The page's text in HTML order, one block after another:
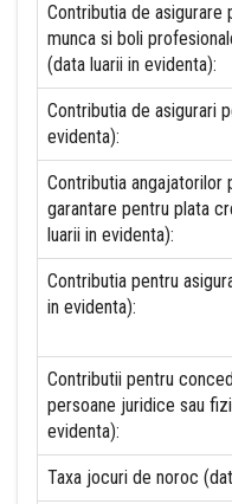
Contributia de asigurare
munca si boli
(data luarii in evidenta):
Contributia de asigurari
evidenta):
Contributia angajatorilor
garantare pentru plata
luarii in evidenta):
Contributia pentru
in evidenta):
Contributii pentru
persoane juridice sau
evidenta):
Taxa jocuri de noroc